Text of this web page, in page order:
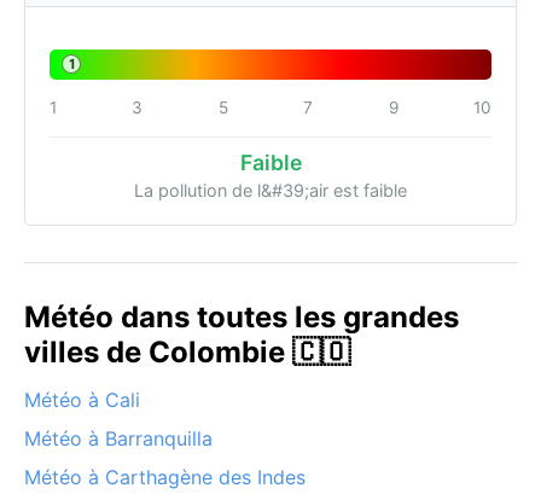
1
1 3 5 7 9 10
Faible
La pollution de l&#39;air est faible
Météo dans toutes les grandes
villes de Colombie 🇨🇴
Météo à Cali
Météo à Barranquilla
Météo à Carthagène des Indes